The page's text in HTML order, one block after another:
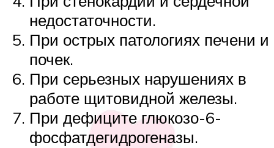
недостаточности.
При острых патологиях печени и
почек.
При серьезных нарушениях в
работе щитовидной железы.
При дефиците глюкозо-6-
фосфатдегидрогеназы.